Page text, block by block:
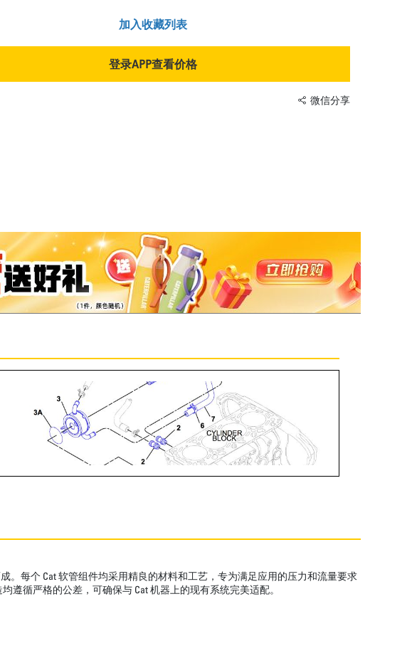
加入收藏列表
登录APP查看价格
微信分享
每个 Cat 软管组件均采用精良的材料和工艺，专为满足应用的压力和流量要求
循严格的公差，可确保与 Cat 机器上的现有系统完美适配。